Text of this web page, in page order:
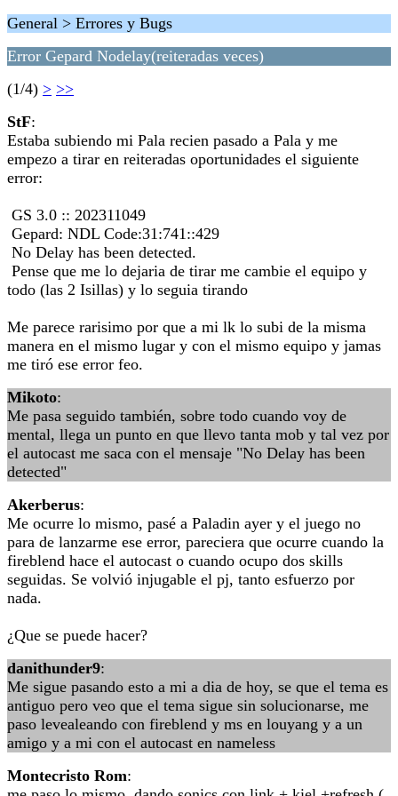
General > Errores y Bugs
Error Gepard Nodelay(reiteradas veces)
(1/4) > >>
StF:
Estaba subiendo mi Pala recien pasado a Pala y me
empezo a tirar en reiteradas oportunidades el siguiente
error:
GS 3.0 :: 202311049
Gepard: NDL Code:31:741::429
No Delay has been detected.
Pense que me lo dejaria de tirar me cambie el equipo y
todo (las 2 Isillas) y lo seguia tirando
Me parece rarisimo por que a mi lk lo subi de la misma
manera en el mismo lugar y con el mismo equipo y jamas
me tiró ese error feo.
Mikoto:
Me pasa seguido también, sobre todo cuando voy de
mental, llega un punto en que llevo tanta mob y tal vez por
el autocast me saca con el mensaje "No Delay has been
detected"
Akerberus:
Me ocurre lo mismo, pasé a Paladin ayer y el juego no
para de lanzarme ese error, pareciera que ocurre cuando la
fireblend hace el autocast o cuando ocupo dos skills
seguidas. Se volvió injugable el pj, tanto esfuerzo por
nada.
¿Que se puede hacer?
danithunder9:
Me sigue pasando esto a mi a dia de hoy, se que el tema es
antiguo pero veo que el tema sigue sin solucionarse, me
paso levealeando con fireblend y ms en louyang y a un
amigo y a mi con el autocast en nameless
Montecristo Rom: